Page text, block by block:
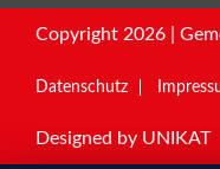
Copyright 2026 |
Datenschutz
Designed by UNIKAT